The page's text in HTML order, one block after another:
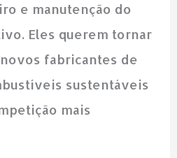
e manutenção do
Eles querem tornar
fabricantes de
sustentáveis
mais